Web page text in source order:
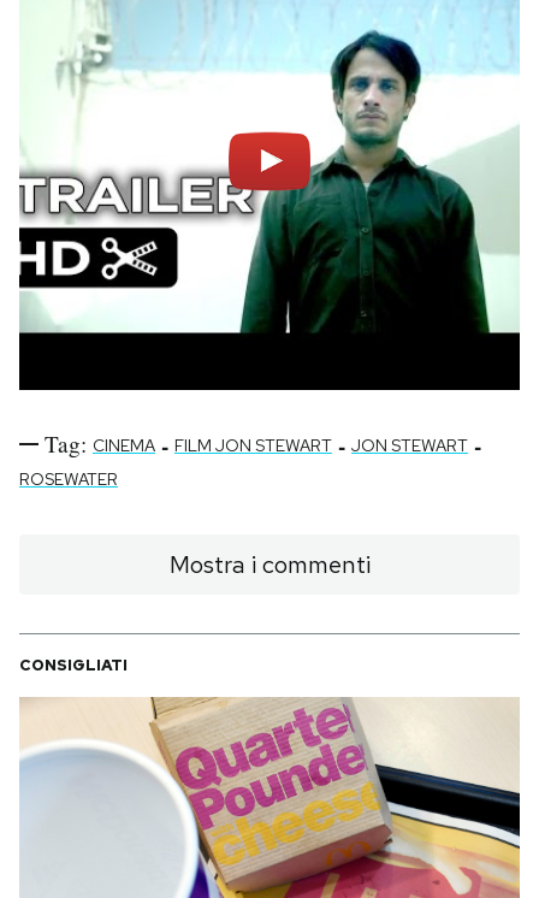
Tag: CINEMA - FILM JON STEWART - JON STEWART -
ROSEWATER
Mostra i commenti
CONSIGLIATI